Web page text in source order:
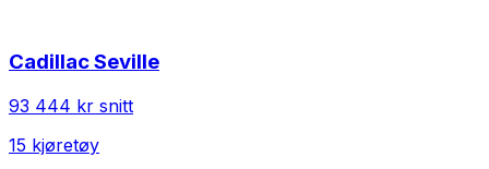
CadillacSeville
93 444 kr snitt
15 kjøretøy